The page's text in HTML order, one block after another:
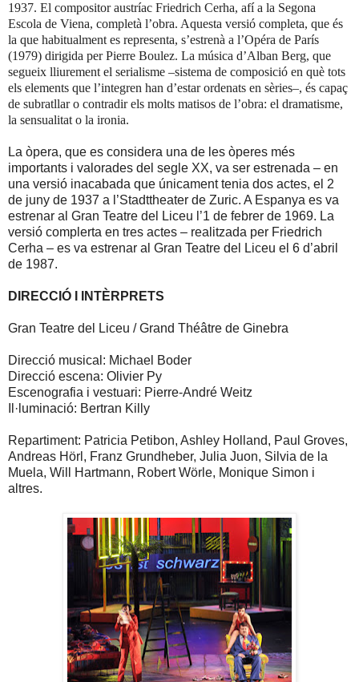
1937. El compositor austríac Friedrich Cerha, afí a la Segona
Escola de Viena, completà l’obra. Aquesta versió completa, que és
la que habitualment es representa, s’estrenà a l’Opéra de París
(1979) dirigida per Pierre Boulez. La música d’Alban Berg, que
segueix lliurement el serialisme –sistema de composició en què tots
els elements que l’integren han d’estar ordenats en sèries–, és capaç
de subratllar o contradir els molts matisos de l’obra: el dramatisme,
la sensualitat o la ironia.
La òpera, que es considera una de les òperes més
importants i valorades del segle XX, va ser estrenada – en
una versió inacabada que únicament tenia dos actes, el 2
de juny de 1937 a l’Stadttheater de Zuric. A Espanya es va
estrenar al Gran Teatre del Liceu l’1 de febrer de 1969. La
versió complerta en tres actes – realitzada per Friedrich
Cerha – es va estrenar al Gran Teatre del Liceu el 6 d’abril
de 1987.
DIRECCIÓ I INTÈRPRETS
Gran Teatre del Liceu / Grand Théâtre de Ginebra
Direcció musical: Michael Boder
Direcció escena: Olivier Py
Escenografia i vestuari: Pierre-André Weitz
Il·luminació: Bertran Killy
Repartiment: Patricia Petibon, Ashley Holland, Paul Groves,
Andreas Hörl, Franz Grundheber, Julia Juon, Silvia de la
Muela, Will Hartmann, Robert Wörle, Monique Simon i
altres.